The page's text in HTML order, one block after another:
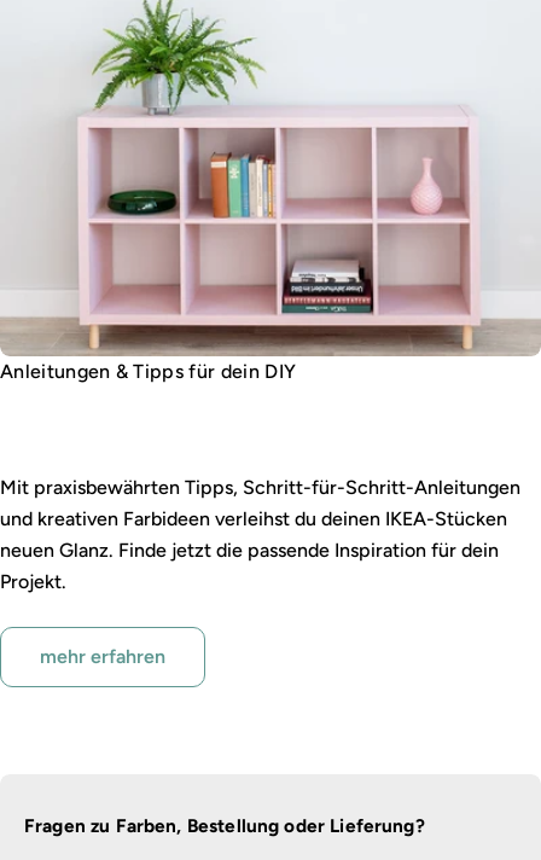
Anleitungen & Tipps für dein DIY
Mit praxisbewährten Tipps, Schritt-für-Schritt-Anleitungen
und kreativen Farbideen verleihst du deinen IKEA-Stücken
neuen Glanz. Finde jetzt die passende Inspiration für dein
Projekt.
mehr erfahren
Fragen zu Farben, Bestellung oder Lieferung?